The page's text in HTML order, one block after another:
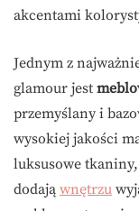
akcentami
Jednym z
glamour jest
przemyślany i
wysokiej jakości
luksusowe
dodają wnętrzu